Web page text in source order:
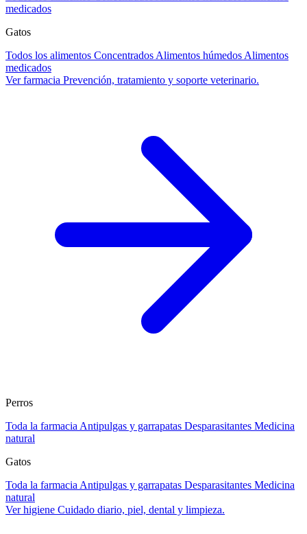
medicados
Gatos
Todos los alimentos Concentrados Alimentos húmedos Alimentos
medicados
Ver farmacia Prevención, tratamiento y soporte veterinario.
Perros
Toda la farmacia Antipulgas y garrapatas Desparasitantes Medicina
natural
Gatos
Toda la farmacia Antipulgas y garrapatas Desparasitantes Medicina
natural
Ver higiene Cuidado diario, piel, dental y limpieza.